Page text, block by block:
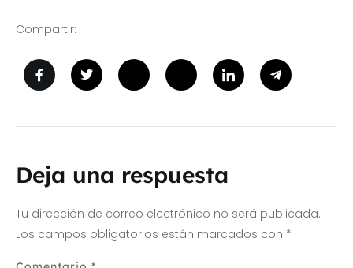
Compartir:
Deja una respuesta
Tu dirección de correo electrónico no será publicada.
Los campos obligatorios están marcados con *